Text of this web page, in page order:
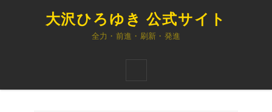
大沢ひろゆき 公式サイト
全力・前進・刷新・発進